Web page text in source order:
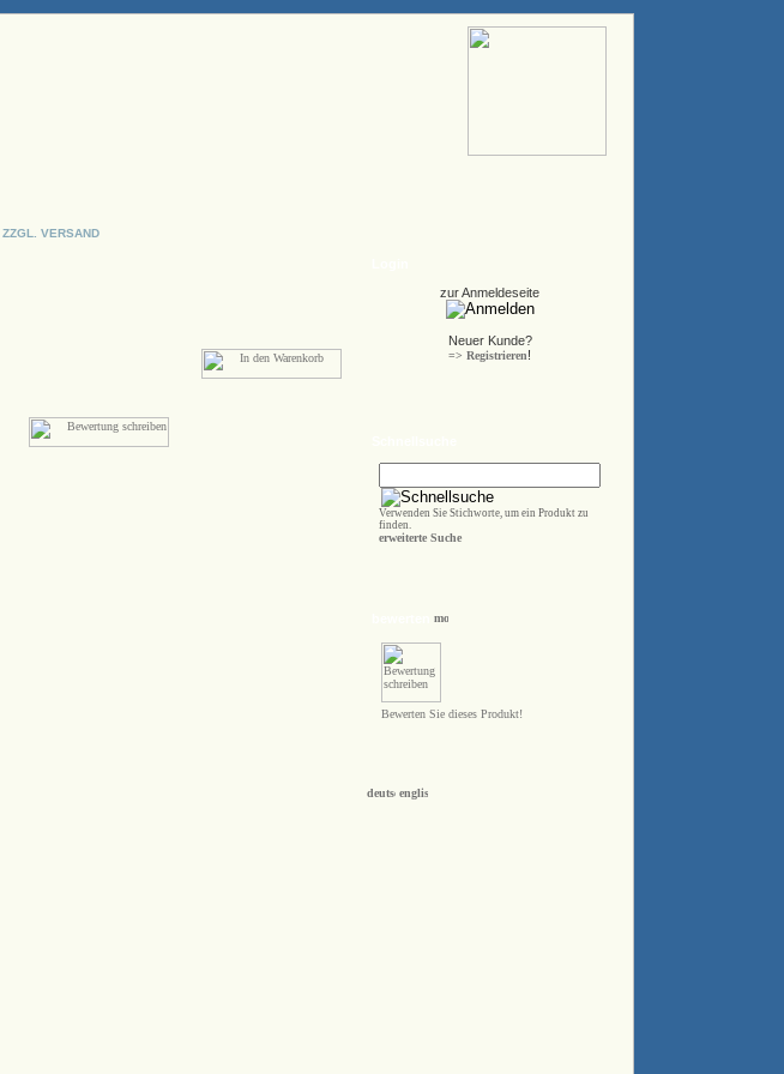
ZZGL. VERSAND
zur Anmeldeseite
Neuer Kunde?
=> Registrieren!
Verwenden Sie Stichworte, um ein Produkt zu
finden.
erweiterte Suche
Bewerten Sie dieses Produkt!